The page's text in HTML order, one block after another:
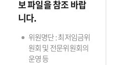
보 파일을 참조 바랍
니다.
위원명단 : 최저임금위
원회 및 전문위원회의
운영 등